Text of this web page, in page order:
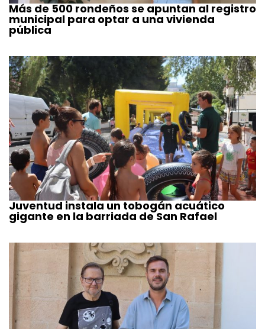
Más de 500 rondeños se apuntan al registro
municipal para optar a una vivienda
pública
Juventud instala un tobogán acuático
gigante en la barriada de San Rafael